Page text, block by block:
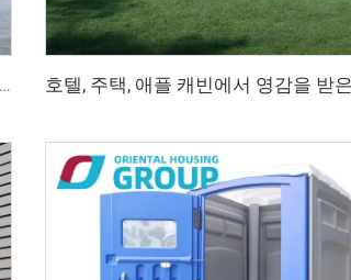
중국 모듈식 주택 캡슐 하우스 가격 조립식 사과 캐빈 판매 20피트